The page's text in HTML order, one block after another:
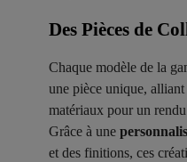
Des Pièces de
Chaque modèle de la
une pièce unique, alliant
matériaux pour un
Grâce à une
et des finitions, ces